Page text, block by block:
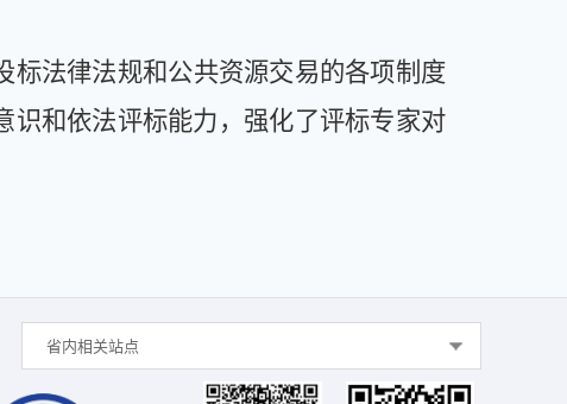
标法律法规和公共资源交易的各项制度
识和依法评标能力，强化了评标专家对
省内相关站点